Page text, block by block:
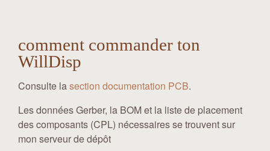
comment commander ton
WillDisp
Consulte lasection documentation PCB.
Les données Gerber, la BOM et la liste de placement
des composants (CPL) nécessaires se trouvent sur
mon serveur de dépôt